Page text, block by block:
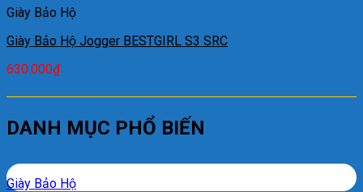
Giày Bảo Hộ
Giày Bảo Hộ Jogger BESTGIRL S3 SRC
630.000₫
DANH MỤC PHỔ BIẾN
Giày Bảo Hộ